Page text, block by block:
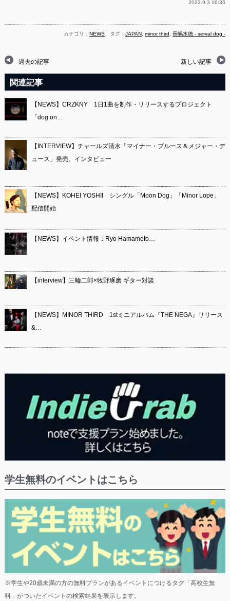
2022.9.3 16:35
カテゴリ：NEWS タグ：JAPAN,minor third,長嶋水徳 - serval dog -
過去の記事 新しい記事
関連記事
【NEWS】CRZKNY 1日1曲を制作・リリースするプロジェクト
「dog on…
【INTERVIEW】チャールズ清水「マイナー・ブルース＆メジャー・デ
ュース」発売、インタビュー
【NEWS】KOHEI YOSHII シングル「Moon Dog」「Minor Lope」
配信開始
【NEWS】イベント情報：Ryo Hamamoto…
【interview】三輪二郎×牧野琢磨 ギター対談
【NEWS】MINOR THIRD 1stミニアルバム『THE NEGA』リリース
&…
学生無料のイベントはこちら
※学生や20歳未満の方の無料プランがあるイベントにつけるタグ「高校生無
料」がついたイベントの検索結果を表示します。